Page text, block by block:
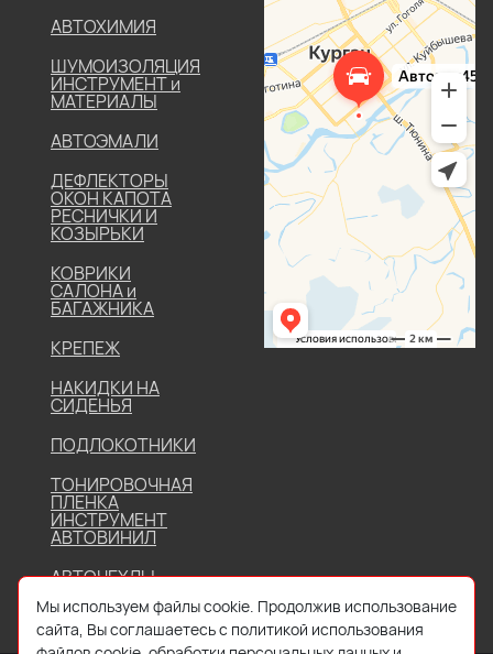
АВТОХИМИЯ
ШУМОИЗОЛЯЦИЯ
ИНСТРУМЕНТ и
МАТЕРИАЛЫ
АВТОЭМАЛИ
ДЕФЛЕКТОРЫ
ОКОН КАПОТА
РЕСНИЧКИ И
КОЗЫРЬКИ
КОВРИКИ
САЛОНА и
БАГАЖНИКА
КРЕПЕЖ
НАКИДКИ НА
СИДЕНЬЯ
ПОДЛОКОТНИКИ
ТОНИРОВОЧНАЯ
ПЛЕНКА
ИНСТРУМЕНТ
АВТОВИНИЛ
АВТОЧЕХЛЫ
Мы используем файлы cookie. Продолжив использование
сайта, Вы соглашаетесь с политикой использования